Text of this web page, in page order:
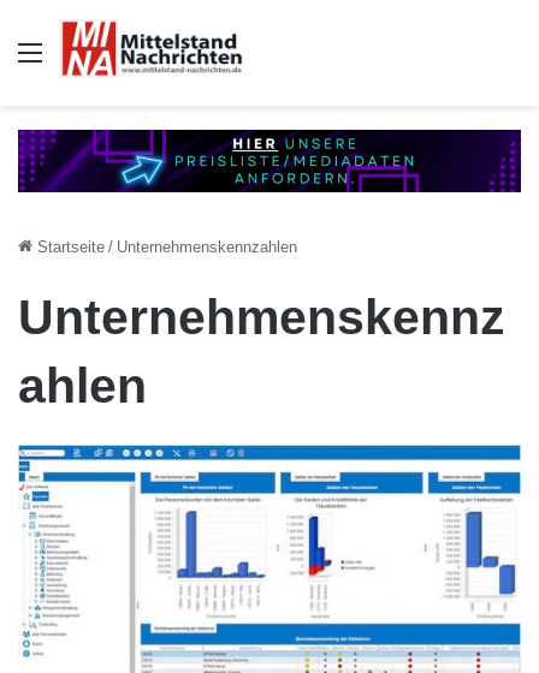
Auswahl
Startseite / Unternehmenskennzahlen
Unternehmenskennz
ahlen